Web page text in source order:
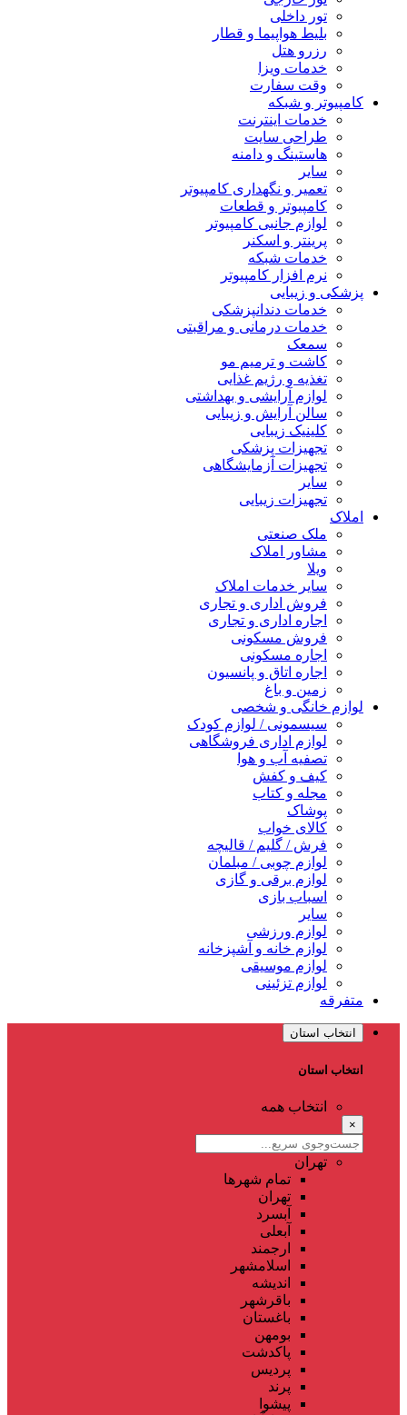
تور داخلی
بلیط هواپیما و قطار
رزرو هتل
خدمات ویزا
وقت سفارت
کامپیوتر و شبکه
خدمات اینترنت
طراحی سایت
هاستینگ و دامنه
سایر
تعمیر و نگهداری کامپیوتر
کامپیوتر و قطعات
لوازم جانبی کامپیوتر
پرینتر و اسکنر
خدمات شبکه
نرم افزار کامپیوتر
پزشکی و زیبایی
خدمات دندانپزشکی
خدمات درمانی و مراقبتی
سمعک
کاشت و ترمیم مو
تغذیه و رژیم غذایی
لوازم آرایشی و بهداشتی
سالن آرایش و زیبایی
کلینیک زیبایی
تجهیزات پزشکی
تجهیزات آزمایشگاهی
سایر
تجهیزات زیبایی
املاک
ملک صنعتی
مشاور املاک
ویلا
سایر خدمات املاک
فروش اداری و تجاری
اجاره اداری و تجاری
فروش مسکونی
اجاره مسکونی
اجاره اتاق و پانسیون
زمین و باغ
لوازم خانگی و شخصی
سیسمونی / لوازم کودک
لوازم اداری فروشگاهی
تصفیه آب و هوا
کیف و کفش
مجله و کتاب
پوشاک
کالای خواب
فرش / گلیم / قالیچه
لوازم چوبی / مبلمان
لوازم برقی و گازی
اسباب بازی
سایر
لوازم ورزشی
لوازم خانه و آشپزخانه
لوازم موسیقی
لوازم تزئینی
متفرقه
انتخاب استان
انتخاب استان
انتخاب همه
×
تهران
تمام شهر‌ها
تهران
آبسرد
آبعلی
ارجمند
اسلامشهر
اندیشه
باقرشهر
باغستان
بومهن
پاکدشت
پردیس
پرند
پیشوا